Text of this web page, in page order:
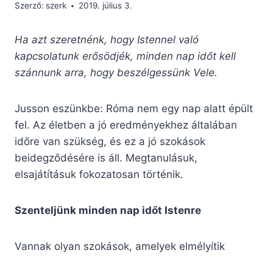
Szerző: szerk 2019. július 3.
Ha azt szeretnénk, hogy Istennel való
kapcsolatunk erősödjék, minden nap időt kell
szánnunk arra, hogy beszélgessünk Vele.
Jusson eszünkbe: Róma nem egy nap alatt épült
fel. Az életben a jó eredményekhez általában
időre van szükség, és ez a jó szokások
beidegződésére is áll. Megtanulásuk,
elsajátításuk fokozatosan történik.
Szenteljünk minden nap időt Istenre
Vannak olyan szokások, amelyek elmélyítik